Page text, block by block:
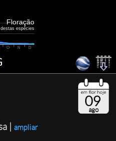
O N D
Floração
destas espécies
| ampliar
09
ago